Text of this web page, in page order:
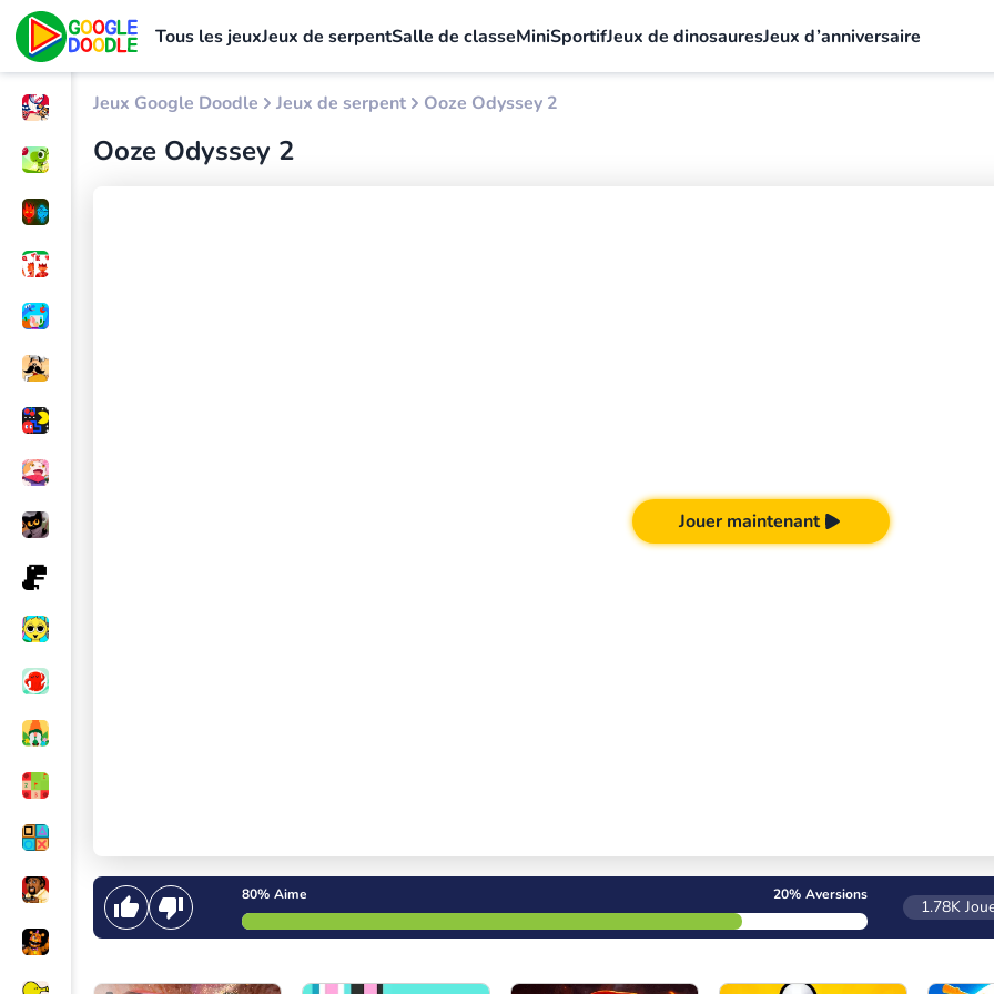
Tous les jeuxJeux de serpentSalle de classeMiniSportifJeux de dinosauresJeux d’anniversaire
Jeux Google Doodle Jeux de serpent Ooze Odyssey 2
Ooze Odyssey 2
Jouer maintenant
80% Aime 20% Aversions
1.78K